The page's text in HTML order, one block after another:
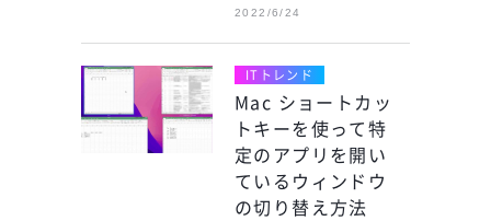
2022/6/24
ITトレンド
Mac ショートカッ
トキーを使って特
定のアプリを開い
ているウィンドウ
の切り替え方法